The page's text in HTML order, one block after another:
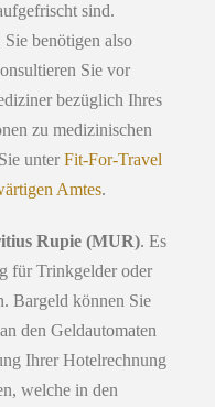
sind.
benötigen also
Sie vor
bezüglich Ihres
zu medizinischen
unter Fit-For-Travel
Amtes.
Rupie (MUR). Es
für Trinkgelder oder
Bargeld können Sie
den Geldautomaten
Ihrer Hotelrechnung
welche in den